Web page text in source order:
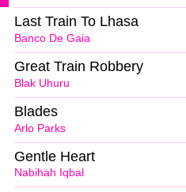
Banco De Gaia
Last Train To Lhasa
Blak Uhuru
Great Train Robbery
Arlo Parks
Blades
Nabihah Iqbal
Gentle Heart